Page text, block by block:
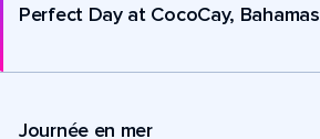
Perfect Day at CocoCay, Bahamas
Journée en mer